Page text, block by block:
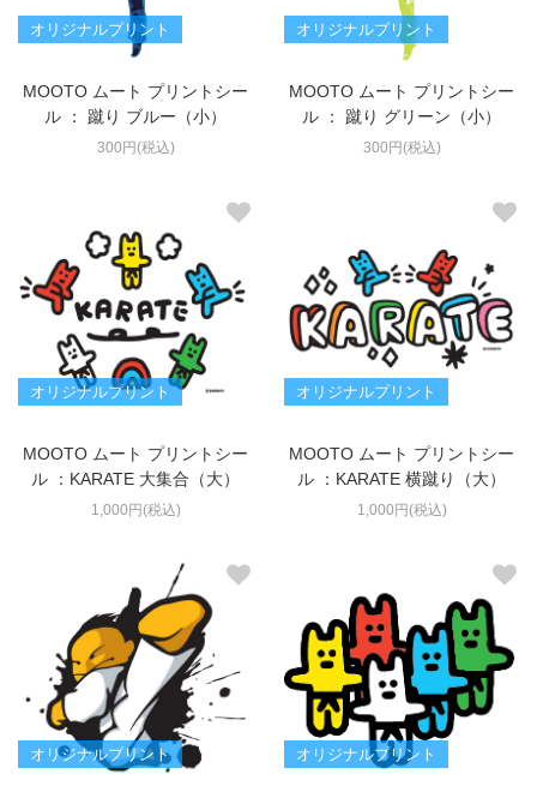
オリジナルプリント
MOOTO ムート プリントシー
ル ： 蹴り ブルー（小）
300円(税込)
オリジナルプリント
MOOTO ムート プリントシー
ル ： 蹴り グリーン（小）
300円(税込)
オリジナルプリント
MOOTO ムート プリントシー
ル ：KARATE 大集合（大）
1,000円(税込)
オリジナルプリント
MOOTO ムート プリントシー
ル ：KARATE 横蹴り（大）
1,000円(税込)
オリジナルプリント オリジナルプリント